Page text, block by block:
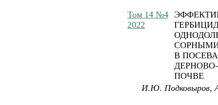
Том 14 №4
2022
В
ПОЧВЕ
И.Ю. Подковыров,